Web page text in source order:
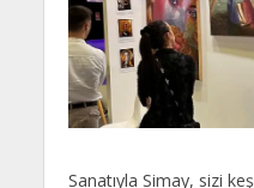
Sanatıyla Simay, sizi